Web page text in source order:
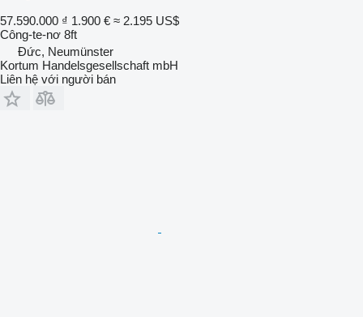
57.590.000 ₫ 1.900 € ≈ 2.195 US$
Công-te-nơ 8ft
Đức, Neumünster
Kortum Handelsgesellschaft mbH
Liên hệ với người bán